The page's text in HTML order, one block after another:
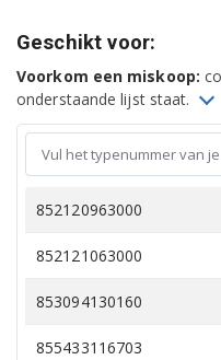
Geschikt voor:
Voorkom een miskoop:
onderstaande lijst staat.
852120963000
852121063000
853094130160
855433116703